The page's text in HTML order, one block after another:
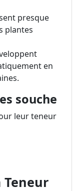
presque
plantes
en
souche
leur teneur